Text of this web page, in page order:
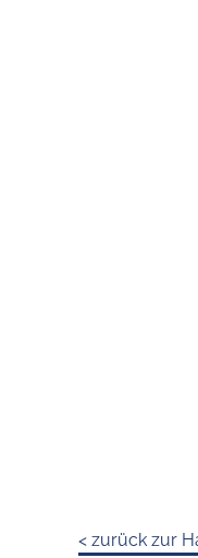
< zurück zur